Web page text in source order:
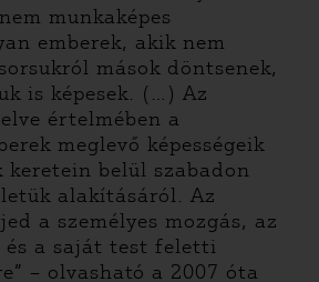
munkaképes
emberek, akik nem
mások döntsenek,
is képesek. (…) Az
értelmében a
meglevő képességeik
keretein belül szabadon
alakításáról. Az
a személyes mozgás, az
a saját test feletti
– olvasható a 2007 óta